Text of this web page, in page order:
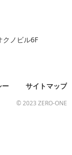
ノビル6F
ー サイトマップ
© 2023 ZERO-ONE